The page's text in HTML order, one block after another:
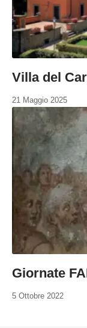
Villa del
21 Maggio 2025
Giornate
5 Ottobre 2022